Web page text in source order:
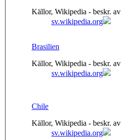
Källor, Wikipedia - beskr. av
sv.wikipedia.org
Brasilien
Källor, Wikipedia - beskr. av
sv.wikipedia.org
Chile
Källor, Wikipedia - beskr. av
sv.wikipedia.org